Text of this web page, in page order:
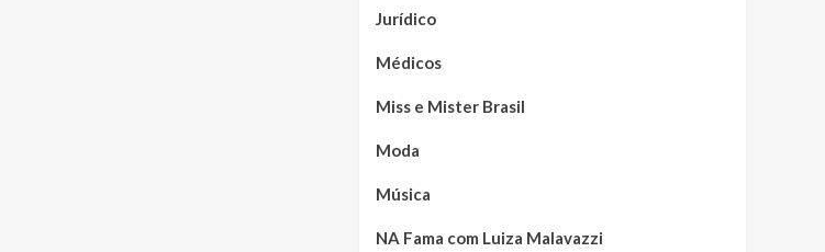
Jurídico
Médicos
Miss e Mister Brasil
Moda
Música
NA Fama com Luiza Malavazzi